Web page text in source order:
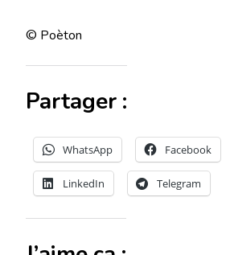
© Poèton
Partager :
WhatsApp Facebook
LinkedIn Telegram